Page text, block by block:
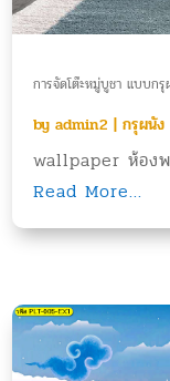
การจัดโต๊ะหมู่บูชา แบบกรุ
byadmin2 |กรุผนัง
wallpaper ห้อง
Read More...